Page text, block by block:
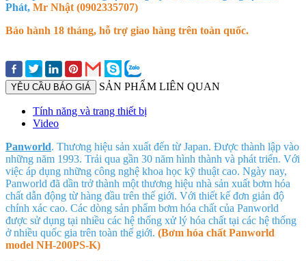
Phát, Mr Nhật (0902335707)
Bảo hành 18 tháng, hỗ trợ giao hàng trên toàn quốc.
YÊU CẦU BÁO GIÁ SẢN PHẨM LIÊN QUAN
Tính năng và trang thiết bị
Video
Panworld. Thương hiệu sản xuất đến từ Japan. Được thành lập vào
những năm 1993. Trải qua gần 30 năm hình thành và phát triển. Với
việc áp dụng những công nghệ khoa học kỹ thuật cao. Ngày nay,
Panworld đã dần trở thành một thương hiệu nhà sản xuất bơm hóa
chất dẫn động từ hàng đầu trên thế giới. Với thiết kế đơn giản độ
chính xác cao. Các dòng sản phẩm bơm hóa chất của Panworld
được sử dụng tại nhiều các hệ thống xử lý hóa chất tại các hệ thống
ở nhiều quốc gia trên toàn thế giới. (Bơm hóa chất Panworld
model NH-200PS-K)